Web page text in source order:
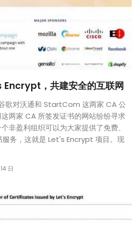
，共建安全的互联网
歌对沃通和 StartCom 这两家 CA 公
两家 CA 所签发证书的网站纷纷寻求
非盈利组织可以为大家提供了免费、
服务，这就是 Let's Encrypt 项目。现
日